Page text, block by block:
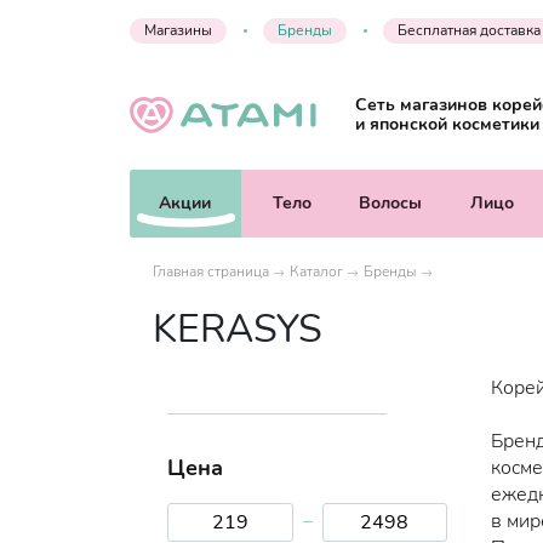
Магазины Бренды Бесплатная
Сеть магазинов
и японской косметики
Акции Тело Волосы Лицо
Главная страница Каталог Бренды
KERASYS
Цена
–
в